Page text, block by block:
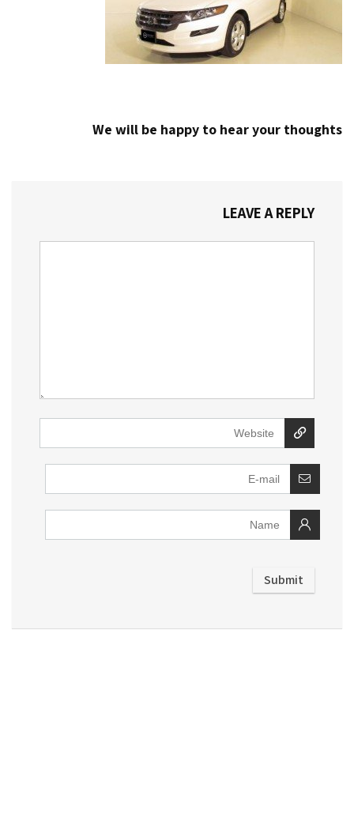
We will be happy to hear your thoughts
LEAVE A REPLY